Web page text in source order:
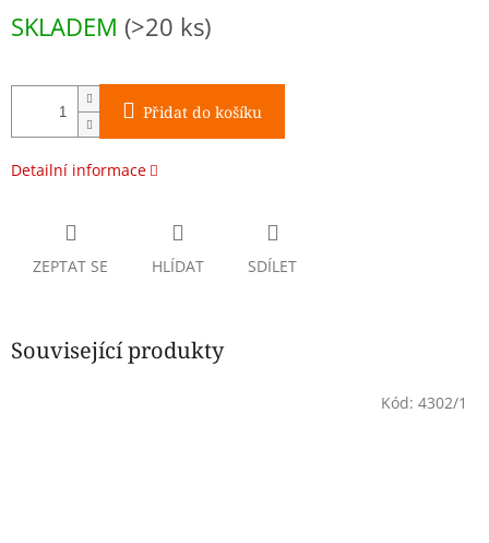
cena:
SKLADEM (>20 ks)
Přidat do košíku
Detailní informace
ZEPTAT SE HLÍDAT SDÍLET
Související produkty
Kód: 4302/1